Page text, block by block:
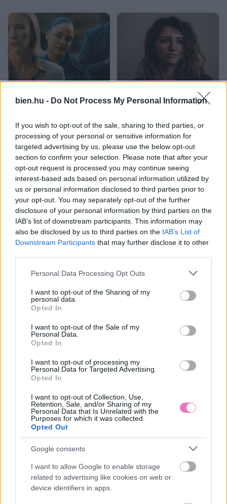
bien.hu - Do Not Process My Personal Information
If you wish to opt-out of the sale, sharing to third parties, or
processing of your personal or sensitive information for
targeted advertising by us, please use the below opt-out
section to confirm your selection. Please note that after your
opt-out request is processed you may continue seeing
interest-based ads based on personal information utilized by
us or personal information disclosed to third parties prior to
your opt-out. You may separately opt-out of the further
disclosure of your personal information by third parties on the
IAB’s list of downstream participants. This information may
also be disclosed by us to third parties on the IAB’s List of
Downstream Participants that may further disclose it to other
Please note that this website/app uses one or more Google
not limited to your visit or usage behaviour. You may click to
grant or deny consent to Google and its third-party tags to
use your data for below specified purposes in below Google
consent section.
Personal Data Processing Opt Outs
I want to opt-out of the Sharing of my
personal data.
Opted In
I want to opt-out of the Sale of my
Personal Data.
Opted In
I want to opt-out of processing my
Personal Data for Targeted Advertising.
Opted In
I want to opt-out of Collection, Use,
Retention, Sale, and/or Sharing of my
Personal Data that Is Unrelated with the
Purposes for which it was collected.
Opted Out
Google consents
I want to allow Google to enable storage
related to advertising like cookies on web or
device identifiers in apps.
Mit tud a Minden
legnézettebb, 104
milliószor megtekintett
sorozata?
„Fel akart jönni, de
nemet mondtam. Évekkel
fotóját” – 3 eset, amikor a
megérzés mentett meg
valakit
Mennyire erős a hatodik
érzéked? Ezekből a
Napi horoszkóp 2026.
augusztus 6. – A Vénusz a
harmóniát
Melyik napszakban vagy
személyiségedről
forróság uralja az
országot
Kövesd a Bien.hu cikkeit aGoogle Hírek-ben
IKREK JEGY KREATÍV TEREK
OTTHONFRISSÍTÉS